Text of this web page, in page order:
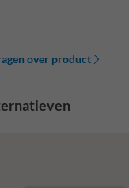
over product